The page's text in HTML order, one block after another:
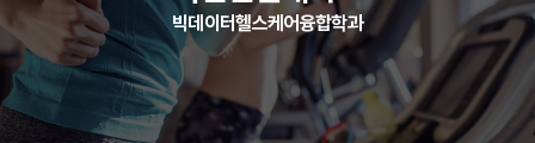
빅데이터헬스케어융합학과